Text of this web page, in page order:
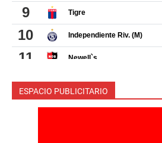
ESPACIO PUBLICITARIO